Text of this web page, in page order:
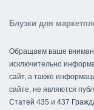
Блузки для
Обращаем ваше
исключительно
сайт, а также
сайте, не являются
Статей 435 и 437